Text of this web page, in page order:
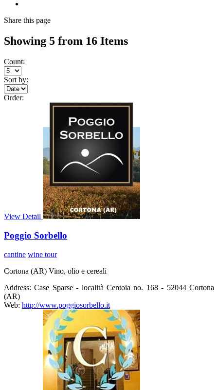
Share this page
Showing 5 from 16 Items
Count:
Sort by:
Order:
View Detail
Poggio Sorbello
cantine wine tour
Cortona (AR) Vino, olio e cereali
Address: Case Sparse - località Centoia no. 168 - 52044 Cortona
(AR)
Web: http://www.poggiosorbello.it